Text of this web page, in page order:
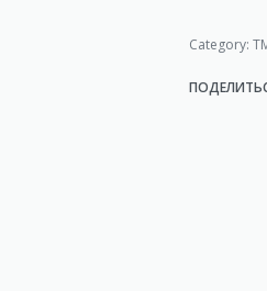
Category: